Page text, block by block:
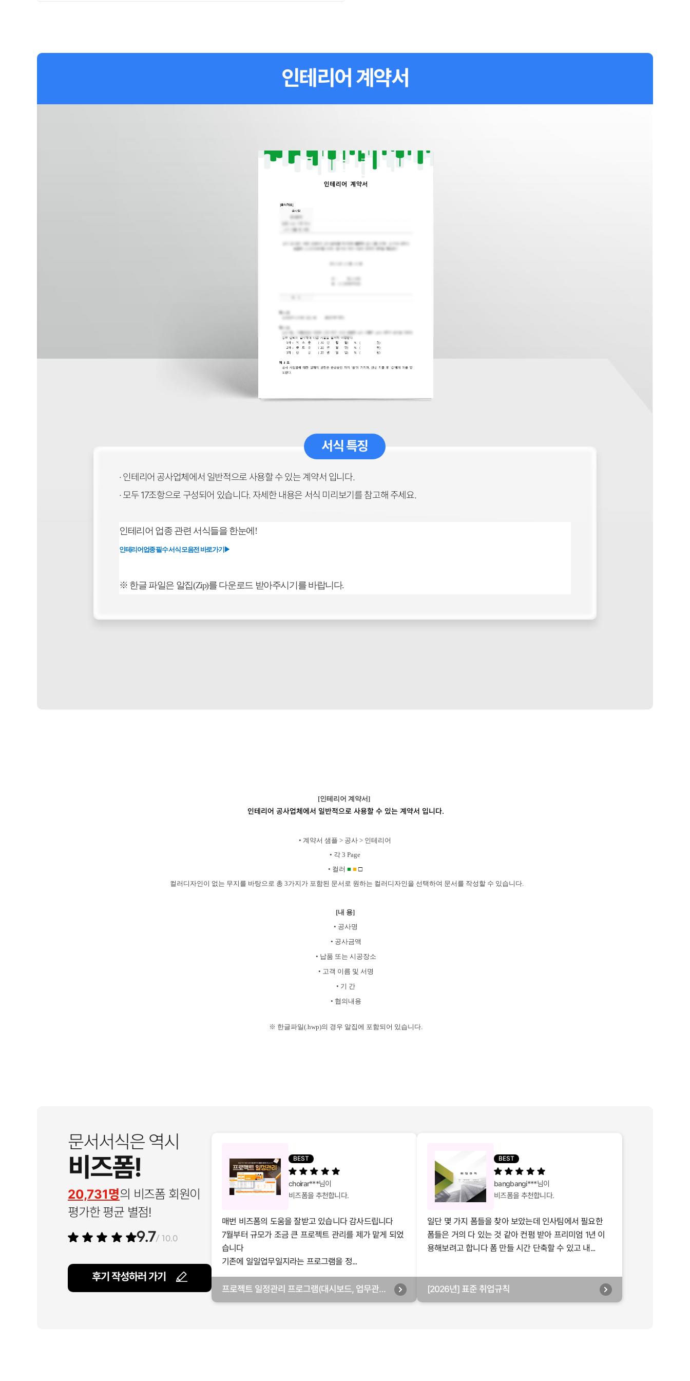
인테리어 계약서
서식 특징
· 인테리어 공사업체에서 일반적으로 사용할 수 있는 계약서 입니다.
· 모두 17조항으로 구성되어 있습니다. 자세한 내용은 서식 미리보기를 참고해 주세요.
인테리어 업종 관련 서식들을 한눈에!
인테리어업종 필수 서식 모음전 바로가기▶
※ 한글 파일은 알집(Zip)를 다운로드 받아주시기를 바랍니다.
[인테리어 계약서]
인테리어 공사업체에서 일반적으로 사용할 수 있는 계약서 입니다.
• 계약서 샘플 > 공사 > 인테리어
• 각 3 Page
• 컬러 ■ ■ □
컬러디자인이 없는 무지를 바탕으로 총 3가지가 포함된 문서로 원하는 컬러디자인을 선택하여 문서를 작성할 수 있습니다.
[내 용]
• 공사명
• 공사금액
• 납품 또는 시공장소
• 고객 이름 및 서명
• 기 간
• 협의내용
※ 한글파일(.hwp)의 경우 알집에 포함되어 있습니다.
문서서식은 역시
비즈폼!
20,731명의 비즈폼 회원이
평가한 평균 별점!
9.7/ 10.0
후기 작성하러 가기
BEST
choirar***님이
비즈폼을 추천합니다.
매번 비즈폼의 도움을 잘받고 있습니다 감사드립니다
7월부터 규모가 조금 큰 프로젝트 관리를 제가 맡게 되었
습니다
기존에 일일업무일지라는 프로그램을 정...
프로젝트 일정관리 프로그램(대시보드, 업무관리,
BEST
bangbangi***님이
비즈폼을 추천합니다.
일단 몇 가지 폼들을 찾아 보았는데 인사팀에서 필요한
폼들은 거의 다 있는 것 같아 컨펌 받아 프리미엄 1년 이
용해보려고 합니다 폼 만들 시간 단축할 수 있고 내...
[2026년] 표준 취업규칙